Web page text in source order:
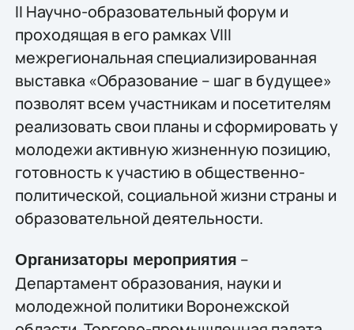
II Научно-образовательный форум и
проходящая в его рамках VIII
межрегиональная специализированная
выставка «Образование – шаг в будущее»
позволят всем участникам и посетителям
реализовать свои планы и сформировать у
молодежи активную жизненную позицию,
готовность к участию в общественно-
политической, социальной жизни страны и
образовательной деятельности.
Организаторы мероприятия –
Департамент образования, науки и
молодежной политики Воронежской